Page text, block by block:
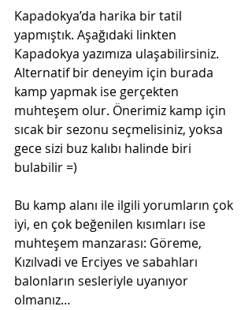
Kapadokya’da harika bir tatil
yapmıştık. Aşağıdaki linkten
Kapadokya yazımıza ulaşabilirsiniz.
Alternatif bir deneyim için burada
kamp yapmak ise gerçekten
muhteşem olur. Önerimiz kamp için
sıcak bir sezonu seçmelisiniz, yoksa
gece sizi buz kalıbı halinde biri
bulabilir =)
Bu kamp alanı ile ilgili yorumların çok
iyi, en çok beğenilen kısımları ise
muhteşem manzarası: Göreme,
Kızılvadi ve Erciyes ve sabahları
balonların sesleriyle uyanıyor
olmanız…